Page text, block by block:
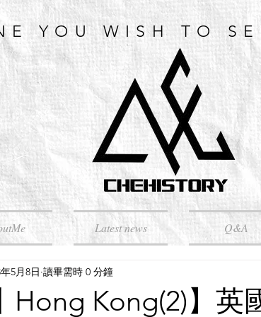
YOU WISH TO
Latest news Q&A
Hong Kong(2)】英
5月8日 讀畢需時 0 分鐘